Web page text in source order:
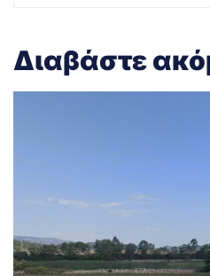
Διαβάστε